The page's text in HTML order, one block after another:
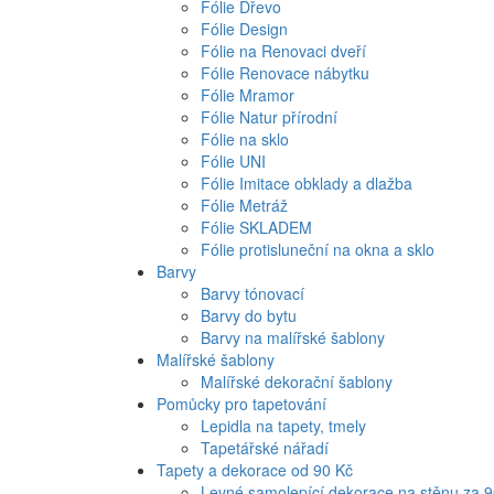
Fólie Dřevo
Fólie Design
Fólie na Renovaci dveří
Fólie Renovace nábytku
Fólie Mramor
Fólie Natur přírodní
Fólie na sklo
Fólie UNI
Fólie Imitace obklady a dlažba
Fólie Metráž
Fólie SKLADEM
Fólie protisluneční na okna a sklo
Barvy
Barvy tónovací
Barvy do bytu
Barvy na malířské šablony
Malířské šablony
Malířské dekorační šablony
Pomůcky pro tapetování
Lepidla na tapety, tmely
Tapetářské nářadí
Tapety a dekorace od 90 Kč